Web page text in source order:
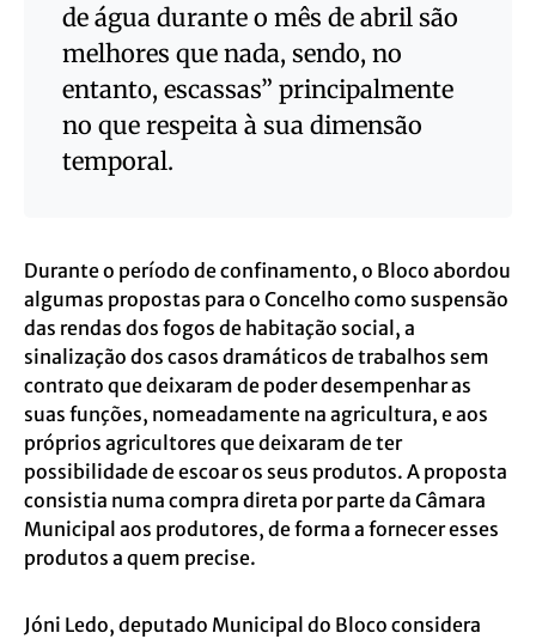
de água durante o mês de abril são
melhores que nada, sendo, no
entanto, escassas” principalmente
no que respeita à sua dimensão
temporal.
Durante o período de confinamento, o Bloco abordou
algumas propostas para o Concelho como suspensão
das rendas dos fogos de habitação social, a
sinalização dos casos dramáticos de trabalhos sem
contrato que deixaram de poder desempenhar as
suas funções, nomeadamente na agricultura, e aos
próprios agricultores que deixaram de ter
possibilidade de escoar os seus produtos. A proposta
consistia numa compra direta por parte da Câmara
Municipal aos produtores, de forma a fornecer esses
produtos a quem precise.
Jóni Ledo, deputado Municipal do Bloco considera